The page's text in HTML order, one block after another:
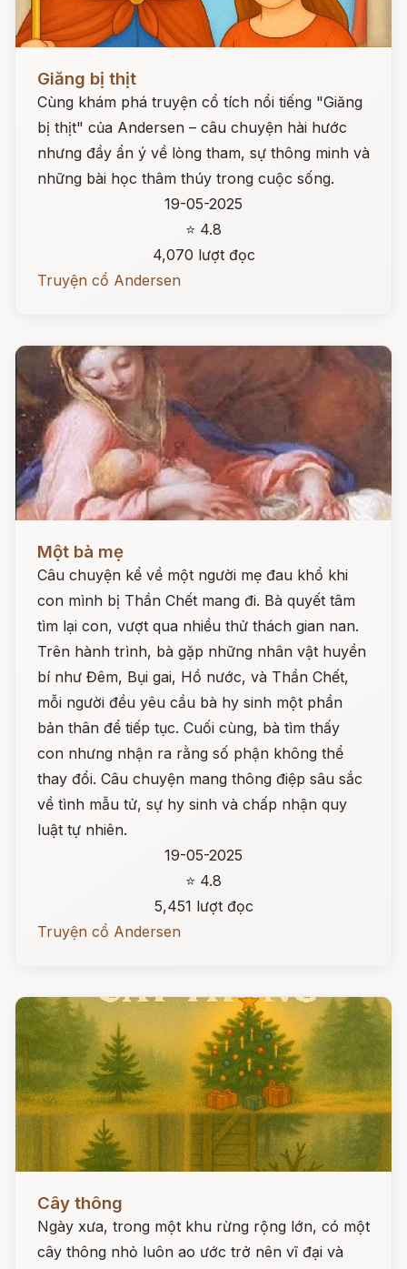
Giăng bị thịt
Cùng khám phá truyện cổ tích nổi tiếng "Giăng
bị thịt" của Andersen – câu chuyện hài hước
nhưng đầy ẩn ý về lòng tham, sự thông minh và
những bài học thâm thúy trong cuộc sống.
19-05-2025
⭐ 4.8
4,070 lượt đọc
Truyện cổ Andersen
Một bà mẹ
Câu chuyện kể về một người mẹ đau khổ khi
con mình bị Thần Chết mang đi. Bà quyết tâm
tìm lại con, vượt qua nhiều thử thách gian nan.
Trên hành trình, bà gặp những nhân vật huyền
bí như Đêm, Bụi gai, Hồ nước, và Thần Chết,
mỗi người đều yêu cầu bà hy sinh một phần
bản thân để tiếp tục. Cuối cùng, bà tìm thấy
con nhưng nhận ra rằng số phận không thể
thay đổi. Câu chuyện mang thông điệp sâu sắc
về tình mẫu tử, sự hy sinh và chấp nhận quy
luật tự nhiên.
19-05-2025
⭐ 4.8
5,451 lượt đọc
Truyện cổ Andersen
Cây thông
Ngày xưa, trong một khu rừng rộng lớn, có một
cây thông nhỏ luôn ao ước trở nên vĩ đại và